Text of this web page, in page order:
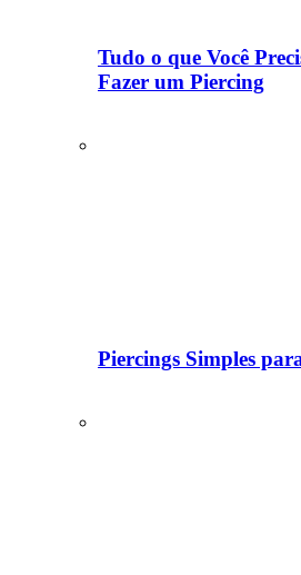
Tudo o que Você
Fazer um Piercing
Piercings Simples